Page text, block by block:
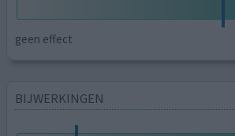
geen effect
BIJWERKINGEN